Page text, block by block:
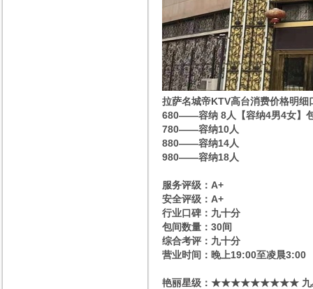
拉萨名城帝KTV高台消费价格明细
680——容纳 8人【容纳4男4女】
780——容纳10人
880——容纳14人
980——容纳18人
服务评级：A+
安全评级：A+
行业口碑：九十分
包间数量：30间
综合考评：九十分
营业时间：晚上19:00至凌晨3:00
艳丽星级​‌‌：★★★★★★★★★ 九